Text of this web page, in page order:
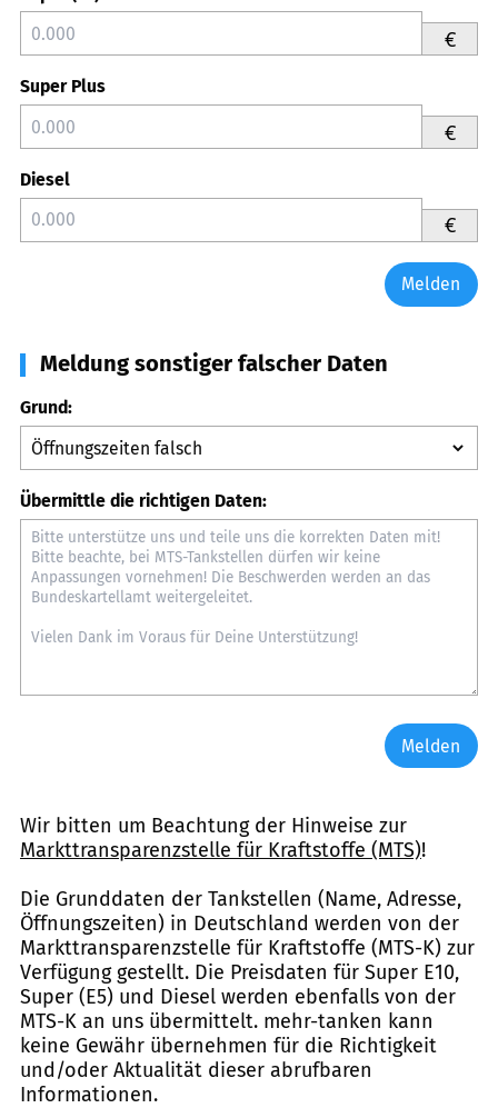
€
Super Plus
€
Diesel
€
Melden
Meldung sonstiger falscher Daten
Grund:
Übermittle die richtigen Daten:
Melden
Wir bitten um Beachtung der Hinweise zur
Markttransparenzstelle für Kraftstoffe (MTS)!
Die Grunddaten der Tankstellen (Name, Adresse,
Öffnungszeiten) in Deutschland werden von der
Markttransparenzstelle für Kraftstoffe (MTS-K) zur
Verfügung gestellt. Die Preisdaten für Super E10,
Super (E5) und Diesel werden ebenfalls von der
MTS-K an uns übermittelt. mehr-tanken kann
keine Gewähr übernehmen für die Richtigkeit
und/oder Aktualität dieser abrufbaren
Informationen.